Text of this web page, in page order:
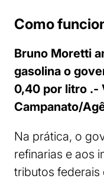
Como
Bruno Moretti
gasolina o
0,40 por litro .-
Campanato/
Na prática, o
refinarias e aos
tributos